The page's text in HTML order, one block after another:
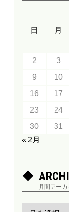
日 月
2
3
9
10
16
17
23
24
30
31
« 2月
月間アーカ